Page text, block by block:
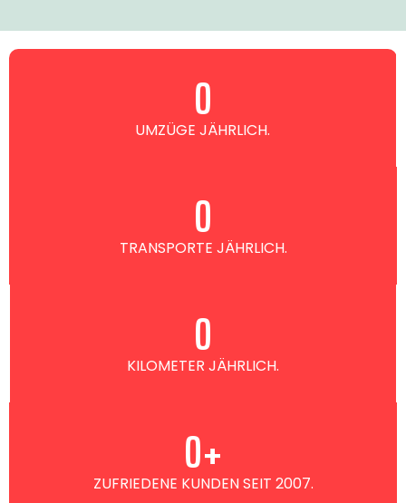
UMZÜGE JÄHRLICH.
0
TRANSPORTE JÄHRLICH.
0
KILOMETER JÄHRLICH.
0
ZUFRIEDENE KUNDEN SEIT 2007.
0+